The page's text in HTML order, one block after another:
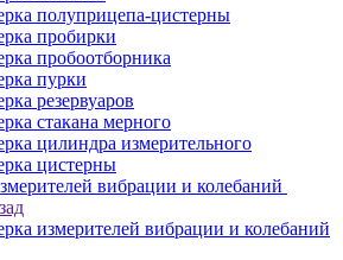
полуприцепа-цистерны
пробирки
пробоотборника
пурки
резервуаров
стакана мерного
цилиндра измерительного
цистерны
вибрации и колебаний
измерителей вибрации и колебаний